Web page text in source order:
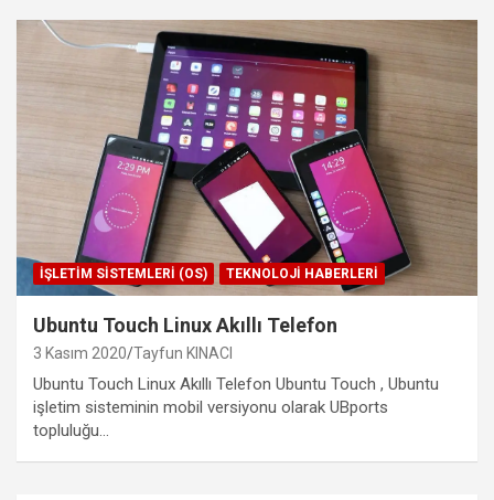
İŞLETIM SISTEMLERI (OS) TEKNOLOJI HABERLERI
Ubuntu Touch Linux Akıllı Telefon
3 Kasım 2020 Tayfun KINACI
Ubuntu Touch Linux Akıllı Telefon Ubuntu Touch , Ubuntu
işletim sisteminin mobil versiyonu olarak UBports
topluluğu…